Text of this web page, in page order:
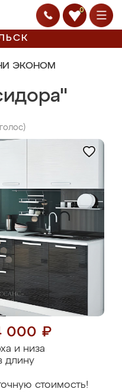
0
ЭКОНОМ
голос)
000 ₽
и низа
длину
стоимость!